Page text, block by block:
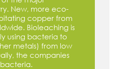
New, more eco-
copper from
Bioleaching is
using bacteria to
metals) from low
the companies